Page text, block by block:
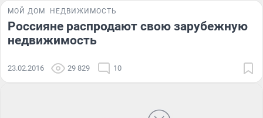
МОЙ ДОМ НЕДВИЖИМОСТЬ
Россияне распродают свою зарубежную
недвижимость
23.02.2016 29 829 10